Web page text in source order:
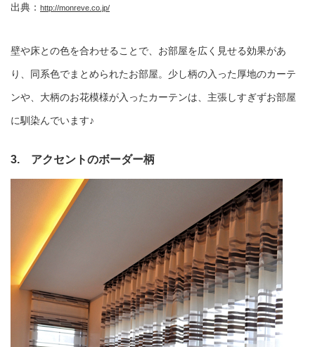
出典： http://monreve.co.jp/
壁や床との色を合わせることで、お部屋を広く見せる効果があ
り、同系色でまとめられたお部屋。少し柄の入った厚地のカーテ
ンや、大柄のお花模様が入ったカーテンは、主張しすぎずお部屋
に馴染んでいます♪
3. アクセントのボーダー柄